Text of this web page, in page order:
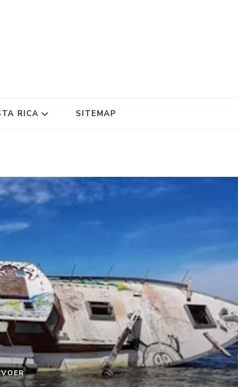
RICA SITEMAP